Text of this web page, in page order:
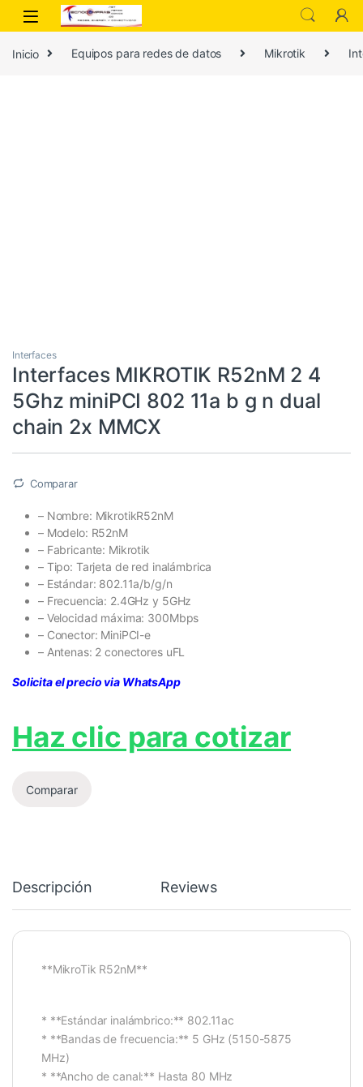
Inicio Equipos para redes de datos Mikrotik
Interfaces
Interfaces MIKROTIK R52nM 2 4
5Ghz miniPCI 802 11a b g n dual
chain 2x MMCX
Comparar
– Nombre: MikrotikR52nM
– Modelo: R52nM
– Fabricante: Mikrotik
– Tipo: Tarjeta de red inalámbrica
– Estándar: 802.11a/b/g/n
– Frecuencia: 2.4GHz y 5GHz
– Velocidad máxima: 300Mbps
– Conector: MiniPCI-e
– Antenas: 2 conectores uFL
Solicita el precio via WhatsApp
Haz clic para cotizar
Comparar
Descripción Reviews
**MikroTik R52nM**
* **Estándar inalámbrico:** 802.11ac
* **Bandas de frecuencia:** 5 GHz (5150-5875
MHz)
* **Ancho de canal:** Hasta 80 MHz